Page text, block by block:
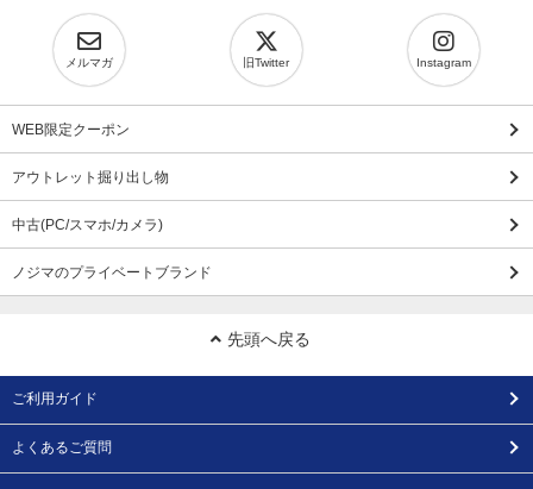
メルマガ 旧Twitter Instagram
WEB限定クーポン
アウトレット掘り出し物
中古(PC/スマホ/カメラ)
ノジマのプライベートブランド
先頭へ戻る
ご利用ガイド
よくあるご質問